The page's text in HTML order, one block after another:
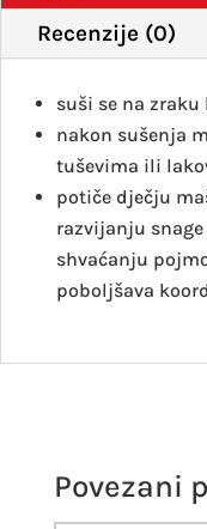
Recenzije (0)
suši se na zraku
nakon sušenja
tuševima ili
potiče dječju
razvijanju
shvaćanju
poboljšava
Povezani